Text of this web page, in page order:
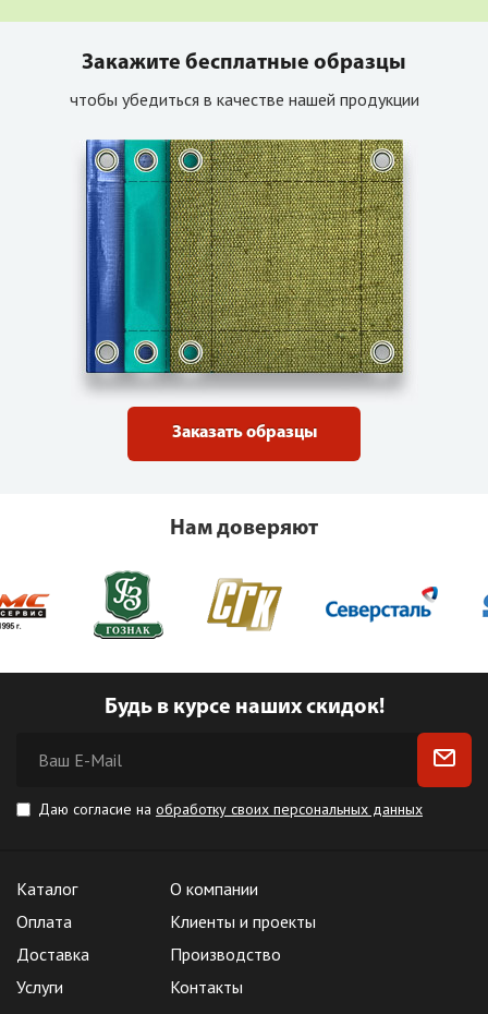
Закажите бесплатные образцы
чтобы убедиться в качестве нашей продукции
Заказать образцы
Нам доверяют
Будь в курсе наших скидок!
Даю согласие на обработку своих персональных данных
Каталог
Оплата
Доставка
Услуги
О компании
Клиенты и проекты
Производство
Контакты